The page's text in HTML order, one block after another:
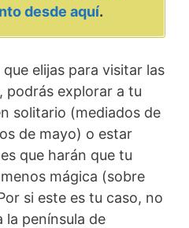
desde aquí.
elijas para visitar las
podrás explorar a tu
solitario (mediados de
de mayo) o estar
que harán que tu
mágica (sobre
si este es tu caso, no
la península de